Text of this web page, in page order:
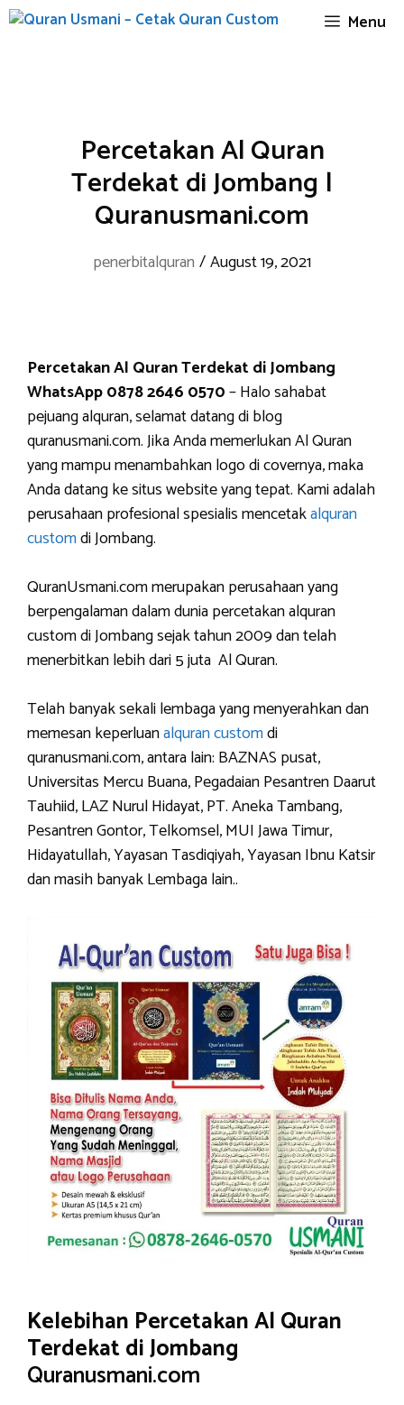
Skip
Menu
Percetakan Al Quran
Terdekat di Jombang |
Quranusmani.com
penerbitalquran /August 19, 2021
Percetakan Al Quran Terdekat di Jombang
WhatsApp 0878 2646 0570– Halo sahabat
pejuang alquran, selamat datang di blog
quranusmani.com. Jika Anda memerlukan Al Quran
yang mampu menambahkan logo di covernya, maka
Anda datang ke situs website yang tepat. Kami adalah
perusahaan profesional spesialis mencetakalquran
customdi Jombang.
QuranUsmani.com merupakan perusahaan yang
berpengalaman dalam dunia percetakan alquran
custom di Jombang sejak tahun 2009 dan telah
menerbitkan lebih dari 5 juta Al Quran.
Telah banyak sekali lembaga yang menyerahkan dan
memesan keperluanalquran customdi
quranusmani.com, antara lain: BAZNAS pusat,
Universitas Mercu Buana, Pegadaian Pesantren Daarut
Tauhiid, LAZ Nurul Hidayat, PT. Aneka Tambang,
Pesantren Gontor, Telkomsel, MUI Jawa Timur,
Hidayatullah, Yayasan Tasdiqiyah, Yayasan Ibnu Katsir
dan masih banyak Lembaga lain..
Kelebihan Percetakan Al Quran
Terdekat di Jombang
Quranusmani.com